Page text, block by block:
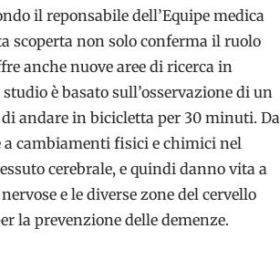
il reponsabile dell’Equipe medica
scoperta non solo conferma il ruolo
anche nuove aree di ricerca in
è basato sull’osservazione di un
andare in bicicletta per 30 minuti. Da
a cambiamenti fisici e chimici nel
cerebrale, e quindi danno vita a
e le diverse zone del cervello
la prevenzione delle demenze.